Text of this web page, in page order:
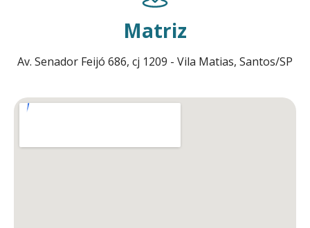
Matriz
Av. Senador Feijó 686, cj 1209 - Vila Matias, Santos/SP